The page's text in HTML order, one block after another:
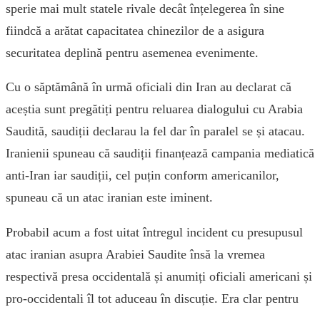
sperie mai mult statele rivale decât înțelegerea în sine
fiindcă a arătat capacitatea chinezilor de a asigura
securitatea deplină pentru asemenea evenimente.
Cu o săptămână în urmă oficiali din Iran au declarat că
aceștia sunt pregătiți pentru reluarea dialogului cu Arabia
Saudită, saudiții declarau la fel dar în paralel se și atacau.
Iranienii spuneau că saudiții finanțează campania mediatică
anti-Iran iar saudiții, cel puțin conform americanilor,
spuneau că un atac iranian este iminent.
Probabil acum a fost uitat întregul incident cu presupusul
atac iranian asupra Arabiei Saudite însă la vremea
respectivă presa occidentală și anumiți oficiali americani și
pro-occidentali îl tot aduceau în discuție. Era clar pentru